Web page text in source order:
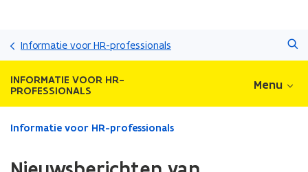
en
naar
Informatie voor HR-professionals
INFORMATIE VOOR HR-
PROFESSIONALS
Menu
Gedaan
Informatie voor HR-professionals